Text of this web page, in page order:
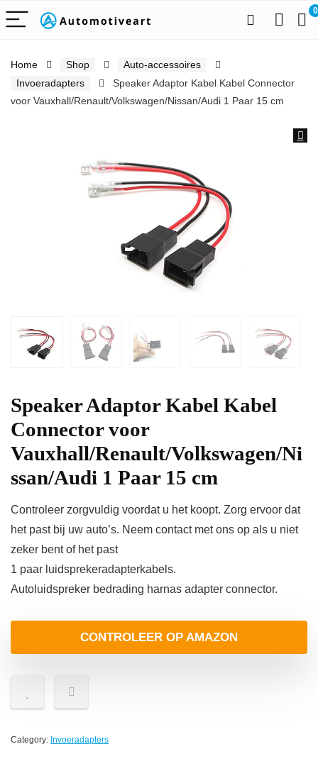
0
Home Shop
Auto-accessoires
Invoeradapters
Speaker Adaptor Kabel Kabel Connector
voor Vauxhall/Renault/Volkswagen/Nissan/Audi 1 Paar 15 cm
Speaker Adaptor Kabel Kabel
Connector voor
Vauxhall/Renault/Volkswagen/Ni
ssan/Audi 1 Paar 15 cm
Controleer zorgvuldig voordat u het koopt. Zorg ervoor dat
het past bij uw auto’s. Neem contact met ons op als u niet
zeker bent of het past
1 paar luidsprekeradapterkabels.
Autoluidspreker bedrading harnas adapter connector.
CONTROLEER OP AMAZON
Category: Invoeradapters